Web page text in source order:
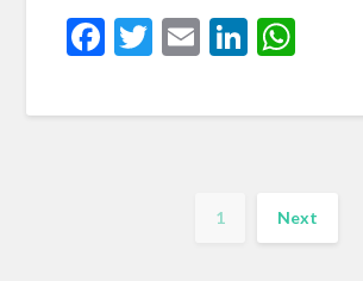
Facebook
Twitter
Email
1 Next